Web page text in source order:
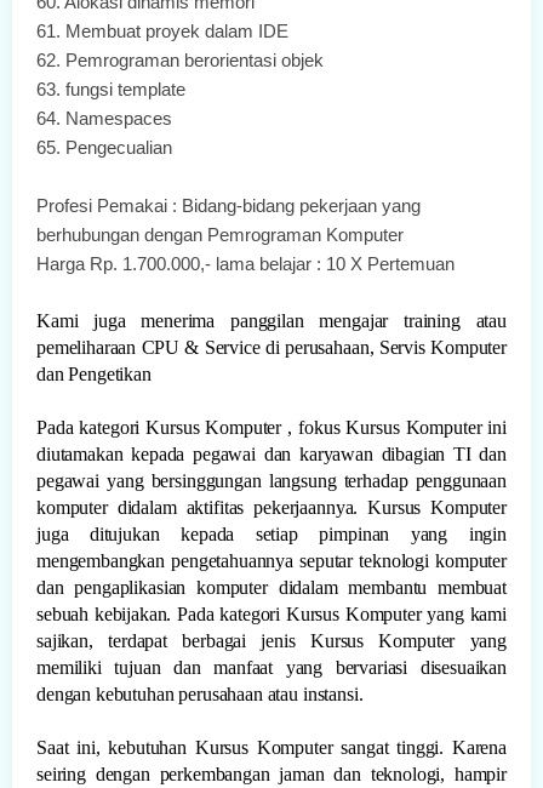
61. Membuat proyek dalam IDE
62. Pemrograman berorientasi objek
63. fungsi template
64. Namespaces
65. Pengecualian
Profesi Pemakai : Bidang-bidang pekerjaan yang
berhubungan dengan Pemrograman Komputer
Harga Rp. 1.700.000,- lama belajar : 10 X Pertemuan
Kami juga menerima panggilan mengajar training atau
pemeliharaan CPU & Service di perusahaan, Servis Komputer
dan Pengetikan
Pada kategori Kursus Komputer , fokus Kursus Komputer ini
diutamakan kepada pegawai dan karyawan dibagian TI dan
pegawai yang bersinggungan langsung terhadap penggunaan
komputer didalam aktifitas pekerjaannya. Kursus Komputer
juga ditujukan kepada setiap pimpinan yang ingin
mengembangkan pengetahuannya seputar teknologi komputer
dan pengaplikasian komputer didalam membantu membuat
sebuah kebijakan. Pada kategori Kursus Komputer yang kami
sajikan, terdapat berbagai jenis Kursus Komputer yang
memiliki tujuan dan manfaat yang bervariasi disesuaikan
dengan kebutuhan perusahaan atau instansi.
Saat ini, kebutuhan Kursus Komputer sangat tinggi. Karena
seiring dengan perkembangan jaman dan teknologi, hampir